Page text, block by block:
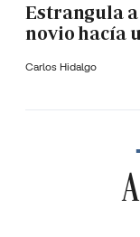
Estrangula
novio hacía
Carlos Hidalgo